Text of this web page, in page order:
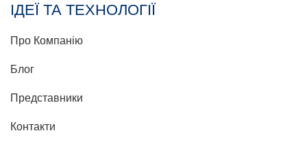
ІДЕЇ ТА ТЕХНОЛОГІЇ
Про Компанію
Блог
Представники
Контакти